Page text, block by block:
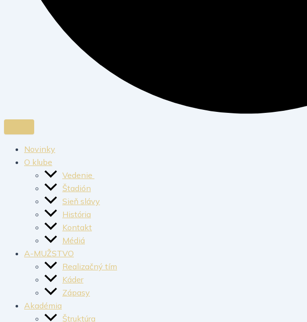
Novinky
O klube
Vedenie
Štadión
Sieň slávy
História
Kontakt
Médiá
A-MUŽSTVO
Realizačný tím
Káder
Zápasy
Akadémia
Štruktúra